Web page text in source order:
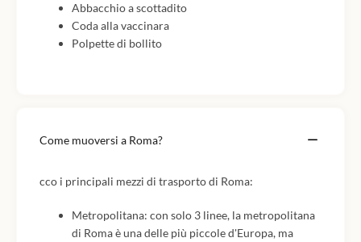
Abbacchio a scottadito
Coda alla vaccinara
Polpette di bollito
Come muoversi a Roma?
cco i principali mezzi di trasporto di Roma:
Metropolitana: con solo 3 linee, la metropolitana
di Roma è una delle più piccole d'Europa, ma